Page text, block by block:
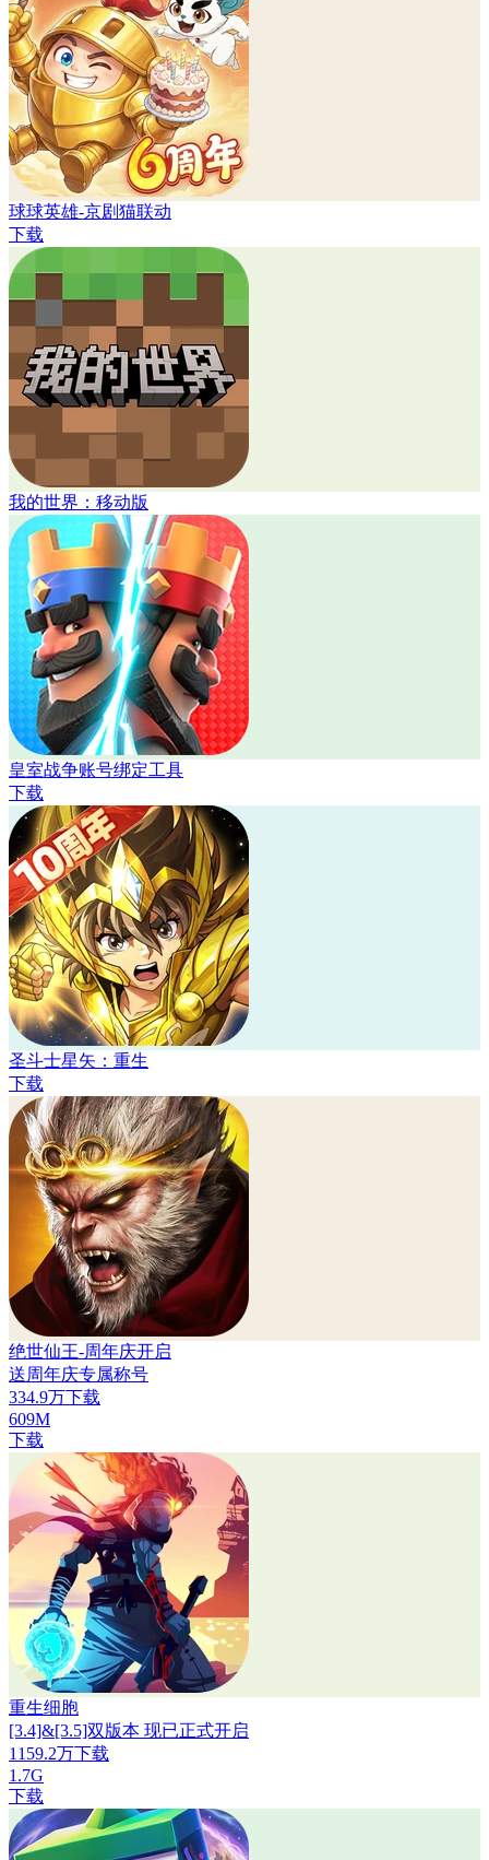
球球英雄-京剧猫联动
下载
我的世界：移动版
皇室战争账号绑定工具
下载
圣斗士星矢：重生
下载
绝世仙王-周年庆开启
送周年庆专属称号
334.9万下载
609M
下载
重生细胞
[3.4]&[3.5]双版本 现已正式开启
1159.2万下载
1.7G
下载